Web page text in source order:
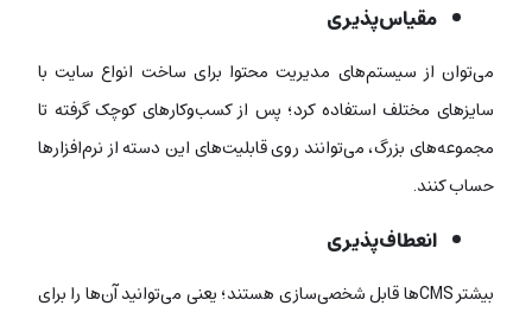
مقیاس‌پذیری
می‌توان از سیستم‌های مدیریت محتوا برای ساخت انواع سایت با
سایزهای مختلف استفاده کرد؛ پس از کسب‌وکارهای کوچک گرفته تا
مجموعه‌های بزرگ، می‌توانند روی قابلیت‌های این دسته از نرم‌افزارها
حساب کنند.
انعطاف‌پذیری
بیشتر CMSها قابل شخصی‌سازی هستند؛ یعنی می‌توانید آن‌ها را برای